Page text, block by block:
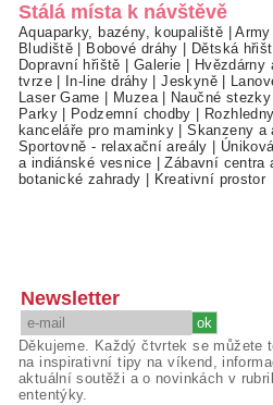
Stálá místa k návštěvě
Aquaparky, bazény, koupaliště |
Bludiště
Bobové dráhy Dětská
Dopravní hřiště
Galerie Hvězdárny
tvrze| In-line dráhy |Jeskyně|
Laser Game
Muzea| Naučné stezky
Parky| Podzemní chodby
kanceláře pro maminky |Skanzeny a
Sportovně - relaxační areály
a indiánské vesnice |Zábavní centra
botanické zahrady
Kreativní prostor
Newsletter
Děkujeme. Každý čtvrtek se můžete
na inspirativní tipy na víkend,
aktuální soutěži a o novinkách v
ententýky.